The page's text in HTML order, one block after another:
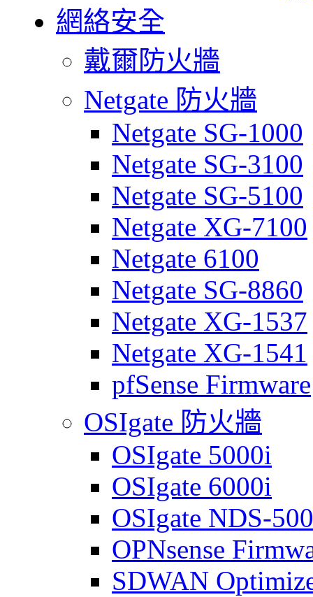
網絡安全
戴爾防火牆
Netgate 防火牆
Netgate SG-1000
Netgate SG-3100
Netgate SG-5100
Netgate XG-7100
Netgate 6100
Netgate SG-8860
Netgate XG-1537
Netgate XG-1541
pfSense Firmware
OSIgate 防火牆
OSIgate 5000i
OSIgate 6000i
OSIgate NDS-
OPNsense
SDWAN